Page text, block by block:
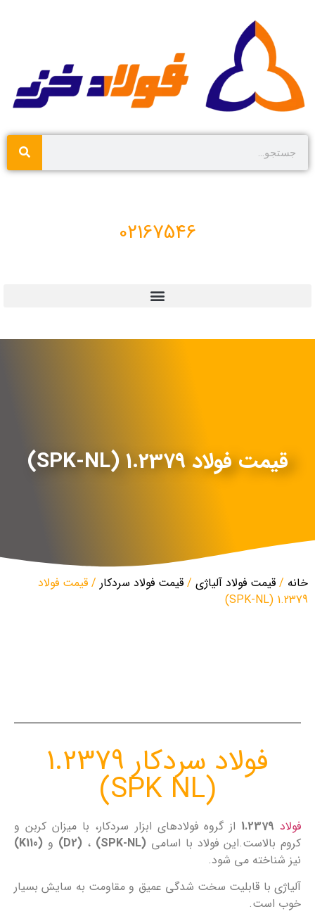
02167546
قیمت فولاد 1.2379 (SPK-NL)
خانه / قیمت فولاد آلیاژی / قیمت فولاد سردکار / قیمت فولاد
1.2379 (SPK-NL)
فولاد سردکار 1.2379
(SPK NL)
فولاد 1.2379 از گروه فولادهای ابزار سردکار، با میزان کربن و
کروم بالاست.این فولاد با اسامی (SPK-NL) ، (D2) و (K110)
نیز شناخته می شود.
آلیاژی با قابلیت سخت شدگی عمیق و مقاومت به سایش بسیار
خوب است.